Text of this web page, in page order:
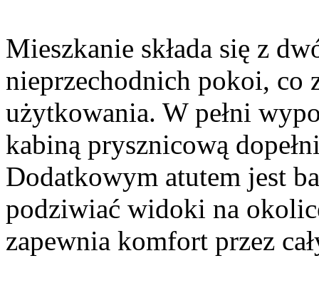
Mieszkanie składa się z
nieprzechodnich pokoi, co
użytkowania. W pełni
kabiną prysznicową
Dodatkowym atutem jest
podziwiać widoki na
zapewnia komfort przez